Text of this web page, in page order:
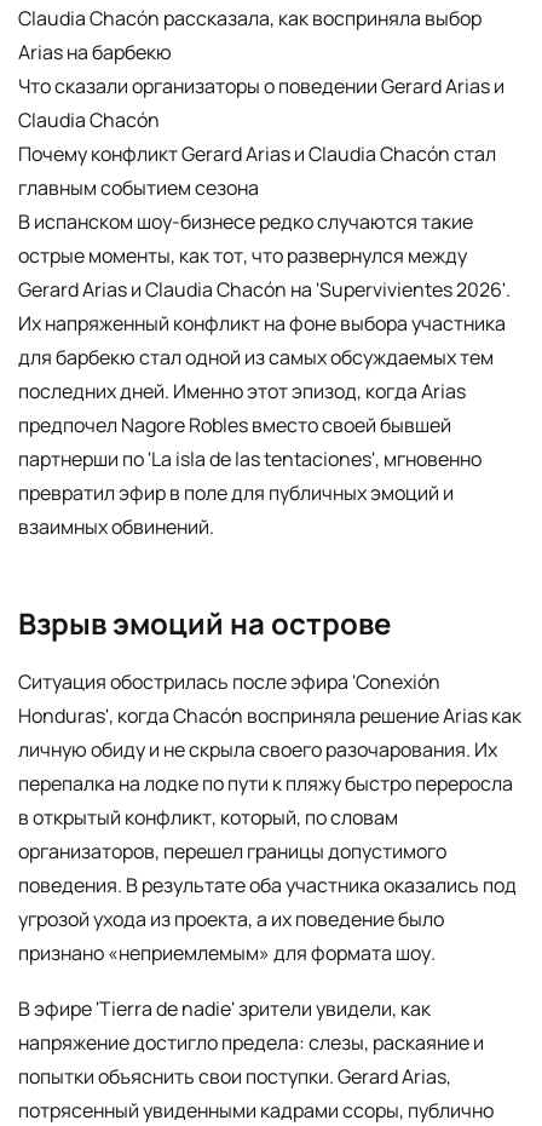
Claudia Chacón рассказала, как восприняла выбор
Arias на барбекю
Что сказали организаторы о поведении Gerard Arias и
Claudia Chacón
Почему конфликт Gerard Arias и Claudia Chacón стал
главным событием сезона
В испанском шоу-бизнесе редко случаются такие
острые моменты, как тот, что развернулся между
Gerard Arias и Claudia Chacón на 'Supervivientes 2026'.
Их напряженный конфликт на фоне выбора участника
для барбекю стал одной из самых обсуждаемых тем
последних дней. Именно этот эпизод, когда Arias
предпочел Nagore Robles вместо своей бывшей
партнерши по 'La isla de las tentaciones', мгновенно
превратил эфир в поле для публичных эмоций и
взаимных обвинений.
Взрыв эмоций на острове
Ситуация обострилась после эфира 'Conexión
Honduras', когда Chacón восприняла решение Arias как
личную обиду и не скрыла своего разочарования. Их
перепалка на лодке по пути к пляжу быстро переросла
в открытый конфликт, который, по словам
организаторов, перешел границы допустимого
поведения. В результате оба участника оказались под
угрозой ухода из проекта, а их поведение было
признано «неприемлемым» для формата шоу.
В эфире 'Tierra de nadie' зрители увидели, как
напряжение достигло предела: слезы, раскаяние и
попытки объяснить свои поступки. Gerard Arias,
потрясенный увиденными кадрами ссоры, публично